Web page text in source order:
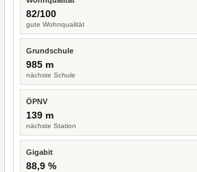
82/100
gute Wohnqualität
Grundschule
985 m
nächste Schule
ÖPNV
139 m
nächste Station
Gigabit
88,9 %